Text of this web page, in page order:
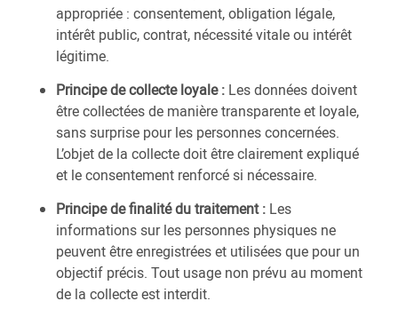
appropriée : consentement, obligation légale,
intérêt public, contrat, nécessité vitale ou intérêt
légitime.
Principe de collecte loyale : Les données doivent
être collectées de manière transparente et loyale,
sans surprise pour les personnes concernées.
L’objet de la collecte doit être clairement expliqué
et le consentement renforcé si nécessaire.
Principe de finalité du traitement : Les
informations sur les personnes physiques ne
peuvent être enregistrées et utilisées que pour un
objectif précis. Tout usage non prévu au moment
de la collecte est interdit.